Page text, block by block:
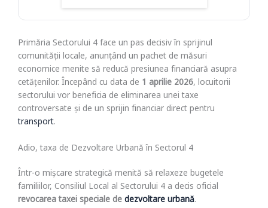
Primăria Sectorului 4 face un pas decisiv în sprijinul
comunității locale, anunțând un pachet de măsuri
economice menite să reducă presiunea financiară asupra
cetățenilor. Începând cu data de 1 aprilie 2026, locuitorii
sectorului vor beneficia de eliminarea unei taxe
controversate și de un sprijin financiar direct pentru
transport.
Adio, taxa de Dezvoltare Urbană în Sectorul 4
Într-o mișcare strategică menită să relaxeze bugetele
familiilor, Consiliul Local al Sectorului 4 a decis oficial
revocarea taxei speciale de dezvoltare urbană.